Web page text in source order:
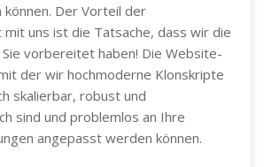
Der Vorteil der
mit uns ist die Tatsache, dass wir die
vorbereitet haben! Die Website-
der wir hochmoderne Klonskripte
skalierbar, robust und
sind und problemlos an Ihre
angepasst werden können.